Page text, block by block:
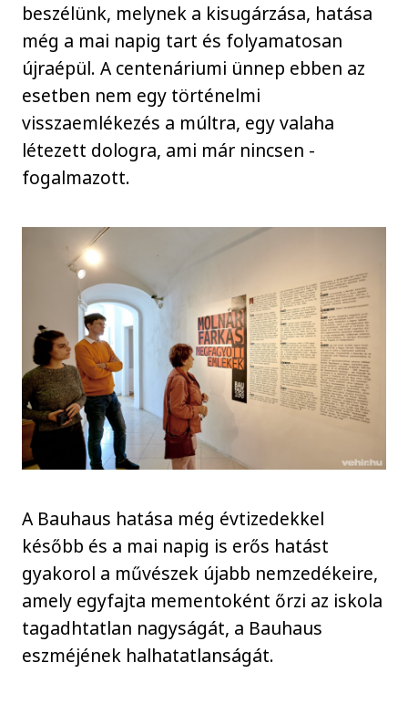
beszélünk, melynek a kisugárzása, hatása
még a mai napig tart és folyamatosan
újraépül. A centenáriumi ünnep ebben az
esetben nem egy történelmi
visszaemlékezés a múltra, egy valaha
létezett dologra, ami már nincsen -
fogalmazott.
A Bauhaus hatása még évtizedekkel
később és a mai napig is erős hatást
gyakorol a művészek újabb nemzedékeire,
amely egyfajta mementoként őrzi az iskola
tagadhtatlan nagyságát, a Bauhaus
eszméjének halhatatlanságát.